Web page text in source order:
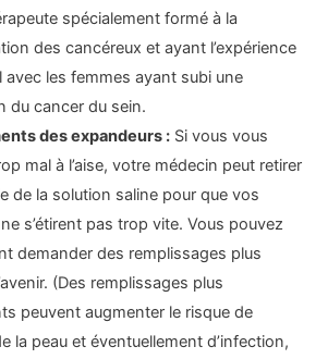
spécialement formé à la
des cancéreux et ayant l’expérience
avec les femmes ayant subi une
du cancer du sein.
des expandeurs : Si vous vous
mal à l’aise, votre médecin peut retirer
de la solution saline pour que vos
s’étirent pas trop vite. Vous pouvez
demander des remplissages plus
(Des remplissages plus
peuvent augmenter le risque de
la peau et éventuellement d’infection,